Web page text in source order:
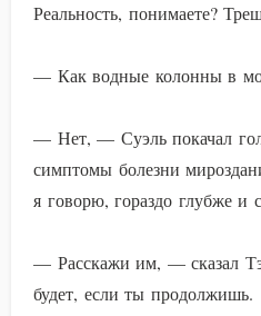
Реальность, понимаете?
— Как водные колонны в
— Нет, — Суэль покачал
симптомы болезни
я говорю, гораздо глубже и
— Расскажи им, — сказал
будет, если ты продолжишь.